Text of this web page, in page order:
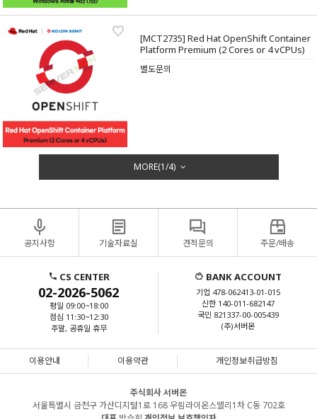
[MCT2735] Red Hat OpenShift Container
Platform Premium (2 Cores or 4 vCPUs)
별도문의
MORE(1/4)
공지사항 기술자료실 견적문의 주문/배송
CS CENTER
02-2026-5062
평일 09:00~18:00
점심 11:30~12:30
주말, 공휴일 휴무
BANK ACCOUNT
기업 478-062413-01-015
신한 140-011-682147
국민 821337-00-005439
(주)서버몬
이용안내 이용약관 개인정보취급방침
주식회사 서버몬
서울특별시 금천구 가산디지털1로 168 우림라이온스밸리1차 C동 702호